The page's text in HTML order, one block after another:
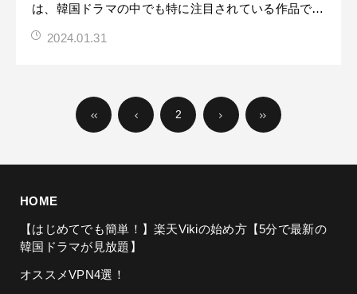
は、韓国ドラマの中でも特に注目されている作品で、
夫と家族に裏切られたヒロインが過去を変えてリベン
記事は、「完璧
2024.01.31
2
HOME
【はじめてでも簡単！】楽天Vikiの始め方【5分で最新の
韓国ドラマが見放題】
オススメVPN4選！